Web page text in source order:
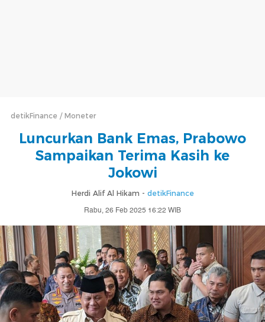
detikFinance Moneter
Luncurkan Bank Emas, Prabowo
Sampaikan Terima Kasih ke
Jokowi
Herdi Alif Al Hikam - detikFinance
Rabu, 26 Feb 2025 16:22 WIB